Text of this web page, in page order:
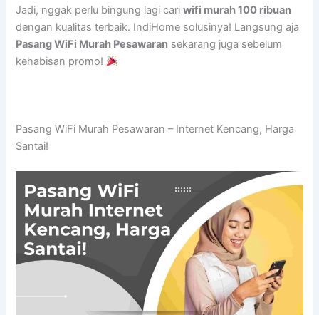
Jadi, nggak perlu bingung lagi cariwifi murah 100 ribuan
dengan kualitas terbaik. IndiHome solusinya! Langsung aja
Pasang WiFi Murah Pesawaran sekarang juga sebelum
kehabisan promo!
Pasang WiFi Murah Pesawaran – Internet Kencang, Harga
Santai!